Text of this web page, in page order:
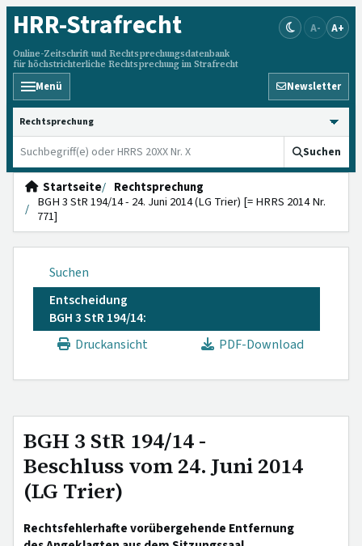
HRR-Strafrecht
Online-Zeitschrift und Rechtsprechungsdatenbank
für höchstrichterliche Rechtsprechung im Strafrecht
A- A+
Menü Newsletter
HRRS durchsuchen
Suchen
Startseite
Rechtsprechung
BGH 3 StR 194/14 - 24. Juni 2014 (LG Trier) [= HRRS 2014 Nr.
771]
Suchen
Entscheidung
BGH 3 StR 194/14:
Druckansicht
PDF-Download
BGH 3 StR 194/14 -
Beschluss vom 24. Juni 2014
(LG Trier)
Rechtsfehlerhafte vorübergehende Entfernung